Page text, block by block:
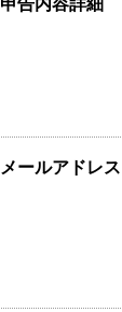
申告内容詳細
メールアドレス